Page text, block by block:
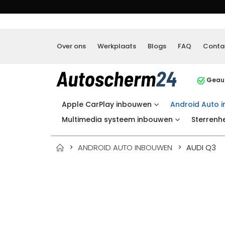
Over ons Werkplaats Blogs FAQ
Apple CarPlay inbouwen Android Auto
Multimedia systeem inbouwen
ANDROID AUTO INBOUWEN AUDI Q3